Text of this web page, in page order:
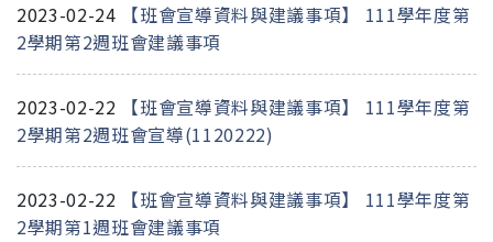
2023-02-24
【班會宣導資料與建議事項】 111學年度第
2學期第2週班會建議事項
2023-02-22
【班會宣導資料與建議事項】 111學年度第
2學期第2週班會宣導(1120222)
2023-02-22
【班會宣導資料與建議事項】 111學年度第
2學期第1週班會建議事項